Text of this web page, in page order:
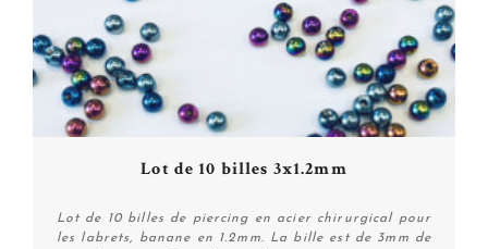
Lot de 10 billes 3x1.2mm
Lot de 10 billes de piercing en acier chirurgical pour
les labrets, banane en 1.2mm. La bille est de 3mm de